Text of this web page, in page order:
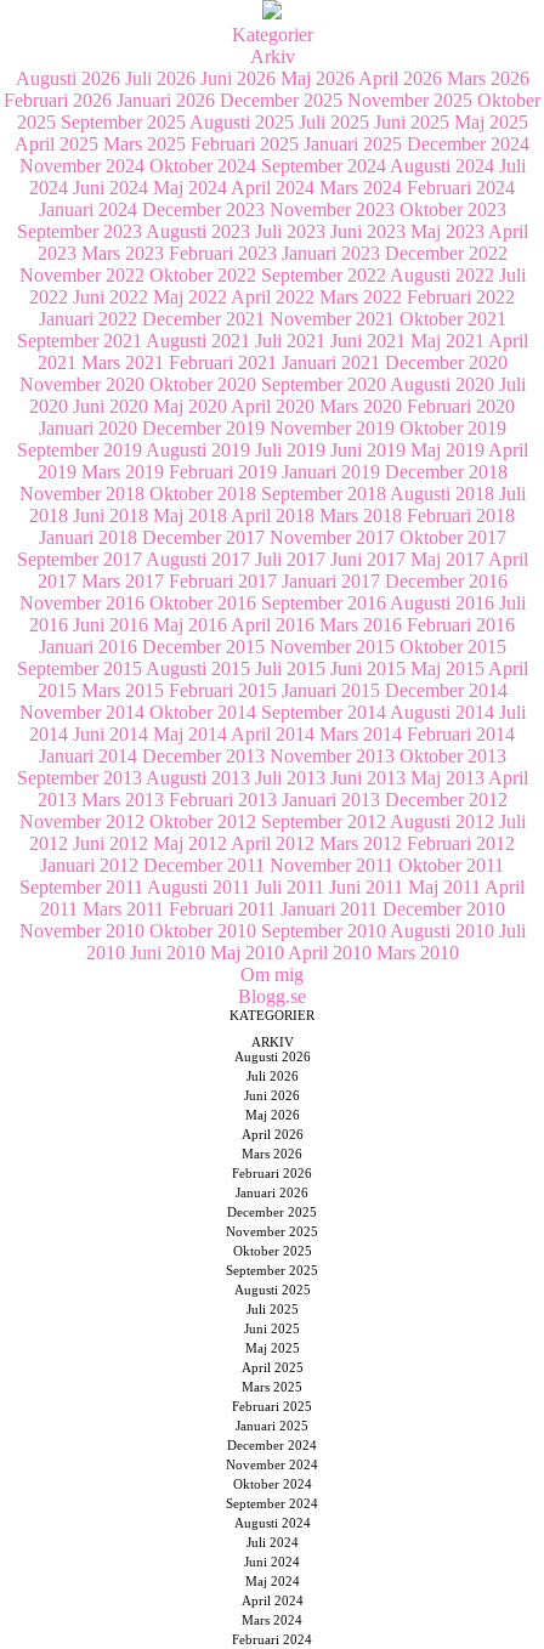
Kategorier
Arkiv
Augusti 2026 Juli 2026 Juni 2026 Maj 2026 April 2026 Mars 2026
Februari 2026 Januari 2026 December 2025 November 2025 Oktober
2025 September 2025 Augusti 2025 Juli 2025 Juni 2025 Maj 2025
April 2025 Mars 2025 Februari 2025 Januari 2025 December 2024
November 2024 Oktober 2024 September 2024 Augusti 2024 Juli
2024 Juni 2024 Maj 2024 April 2024 Mars 2024 Februari 2024
Januari 2024 December 2023 November 2023 Oktober 2023
September 2023 Augusti 2023 Juli 2023 Juni 2023 Maj 2023 April
2023 Mars 2023 Februari 2023 Januari 2023 December 2022
November 2022 Oktober 2022 September 2022 Augusti 2022 Juli
2022 Juni 2022 Maj 2022 April 2022 Mars 2022 Februari 2022
Januari 2022 December 2021 November 2021 Oktober 2021
September 2021 Augusti 2021 Juli 2021 Juni 2021 Maj 2021 April
2021 Mars 2021 Februari 2021 Januari 2021 December 2020
November 2020 Oktober 2020 September 2020 Augusti 2020 Juli
2020 Juni 2020 Maj 2020 April 2020 Mars 2020 Februari 2020
Januari 2020 December 2019 November 2019 Oktober 2019
September 2019 Augusti 2019 Juli 2019 Juni 2019 Maj 2019 April
2019 Mars 2019 Februari 2019 Januari 2019 December 2018
November 2018 Oktober 2018 September 2018 Augusti 2018 Juli
2018 Juni 2018 Maj 2018 April 2018 Mars 2018 Februari 2018
Januari 2018 December 2017 November 2017 Oktober 2017
September 2017 Augusti 2017 Juli 2017 Juni 2017 Maj 2017 April
2017 Mars 2017 Februari 2017 Januari 2017 December 2016
November 2016 Oktober 2016 September 2016 Augusti 2016 Juli
2016 Juni 2016 Maj 2016 April 2016 Mars 2016 Februari 2016
Januari 2016 December 2015 November 2015 Oktober 2015
September 2015 Augusti 2015 Juli 2015 Juni 2015 Maj 2015 April
2015 Mars 2015 Februari 2015 Januari 2015 December 2014
November 2014 Oktober 2014 September 2014 Augusti 2014 Juli
2014 Juni 2014 Maj 2014 April 2014 Mars 2014 Februari 2014
Januari 2014 December 2013 November 2013 Oktober 2013
September 2013 Augusti 2013 Juli 2013 Juni 2013 Maj 2013 April
2013 Mars 2013 Februari 2013 Januari 2013 December 2012
November 2012 Oktober 2012 September 2012 Augusti 2012 Juli
2012 Juni 2012 Maj 2012 April 2012 Mars 2012 Februari 2012
Januari 2012 December 2011 November 2011 Oktober 2011
September 2011 Augusti 2011 Juli 2011 Juni 2011 Maj 2011 April
2011 Mars 2011 Februari 2011 Januari 2011 December 2010
November 2010 Oktober 2010 September 2010 Augusti 2010 Juli
2010 Juni 2010 Maj 2010 April 2010 Mars 2010
Om mig
Blogg.se
KATEGORIER
ARKIV
Augusti 2026
Juli 2026
Juni 2026
Maj 2026
April 2026
Mars 2026
Februari 2026
Januari 2026
December 2025
November 2025
Oktober 2025
September 2025
Augusti 2025
Juli 2025
Juni 2025
Maj 2025
April 2025
Mars 2025
Februari 2025
Januari 2025
December 2024
November 2024
Oktober 2024
September 2024
Augusti 2024
Juli 2024
Juni 2024
Maj 2024
April 2024
Mars 2024
Februari 2024